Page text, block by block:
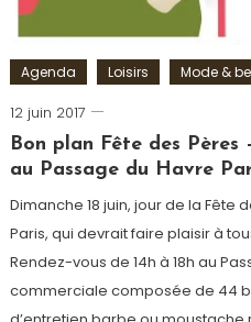
Agenda Loisirs Mode &
12 juin 2017
Romain-
Paris
Bon plan Fête des
au Passage du Havre
Dimanche 18 juin, jour de la Fête
Paris, qui devrait faire plaisir à
Rendez-vous de 14h à 18h au
commerciale composée de 44